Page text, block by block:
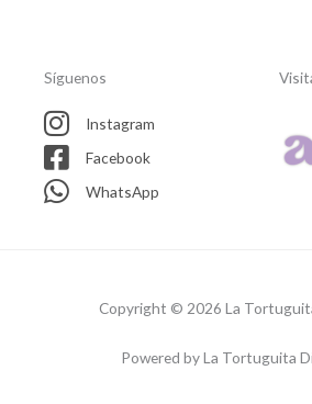
Síguenos
Instagram
Facebook
WhatsApp
Copyright © 2026 La
Powered by La Tortuguita